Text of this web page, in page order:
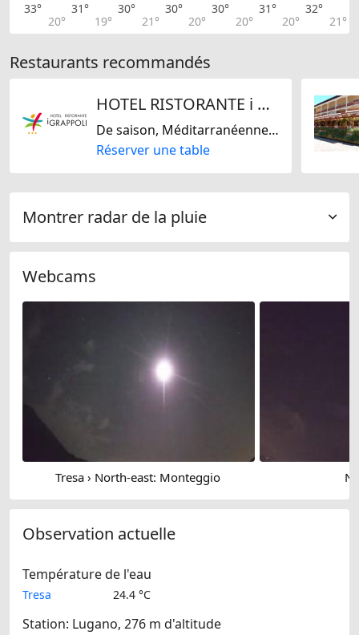
33°
20°
31°
19°
30°
21°
30°
20°
30°
20°
31°
20°
32°
21°
Restaurants recommandés
HOTEL RISTORANTE i Grappoli
De saison, Méditarranéenne, Régionale
Réserver une table
Montrer radar de la pluie
Webcams
Tresa › North-east: Monteggio
Observation actuelle
Température de l'eau
Tresa 24.4 °C
Station: Lugano, 276 m d'altitude